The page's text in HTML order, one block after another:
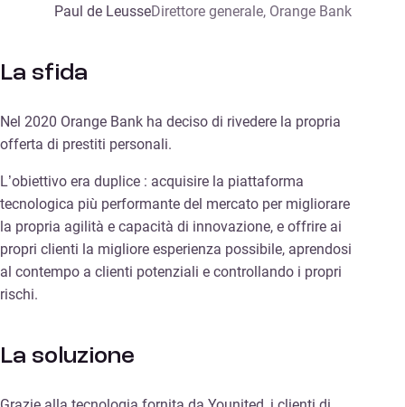
Paul de LeusseDirettore generale, Orange Bank
La sfida
Nel 2020 Orange Bank ha deciso di rivedere la propria
offerta di prestiti personali.
L’obiettivo era duplice : acquisire la piattaforma
tecnologica più performante del mercato per migliorare
la propria agilità e capacità di innovazione, e offrire ai
propri clienti la migliore esperienza possibile, aprendosi
al contempo a clienti potenziali e controllando i propri
rischi.
La soluzione